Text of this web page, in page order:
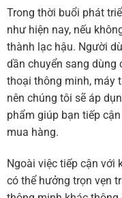
Trong thời buổi phát
như hiện nay, nếu
thành lạc hậu. Người
dần chuyển sang dùng
thoại thông minh, máy
nên chúng tôi sẽ áp
phẩm giúp bạn tiếp
mua hàng.
Ngoài việc tiếp cận với
có thể hưởng trọn vẹn